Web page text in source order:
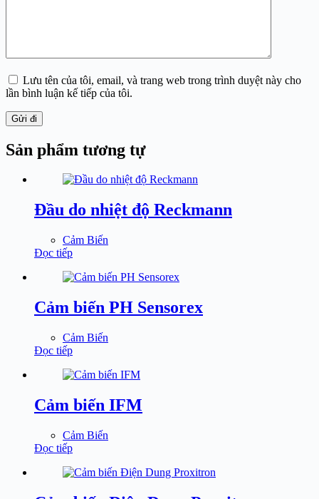
Lưu tên của tôi, email, và trang web trong trình duyệt này cho
lần bình luận kế tiếp của tôi.
Gửi đi
Sản phẩm tương tự
Đầu do nhiệt độ Reckmann
Cảm Biến
Đọc tiếp
Cảm biến PH Sensorex
Cảm Biến
Đọc tiếp
Cảm biến IFM
Cảm Biến
Đọc tiếp